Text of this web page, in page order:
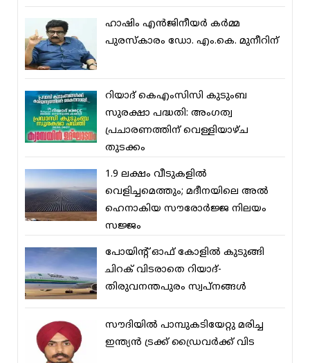
ഹാഷിം എന്‍ജിനീയര്‍ കര്‍മ്മ
പുരസ്‌കാരം ഡോ. എം.കെ. മുനീറിന്
റിയാദ് കെഎംസിസി കുടുംബ
സുരക്ഷാ പദ്ധതി: അംഗത്വ
പ്രചാരണത്തിന് വെള്ളിയാഴ്ച
തുടക്കം
1.9 ലക്ഷം വീടുകളില്‍
വെളിച്ചമെത്തും; മദീനയിലെ അല്‍
ഹെനാകിയ സൗരോര്‍ജ്ജ നിലയം
സജ്ജം
പോയിന്റ് ഓഫ് കോളില്‍ കുടുങ്ങി
ചിറക് വിടരാതെ റിയാദ്-
തിരുവനന്തപുരം സ്വപ്നങ്ങള്‍
സൗദിയിൽ പാമ്പുകടിയേറ്റു മരിച്ച
ഇന്ത്യൻ ട്രക്ക് ഡ്രൈവർക്ക് വിട